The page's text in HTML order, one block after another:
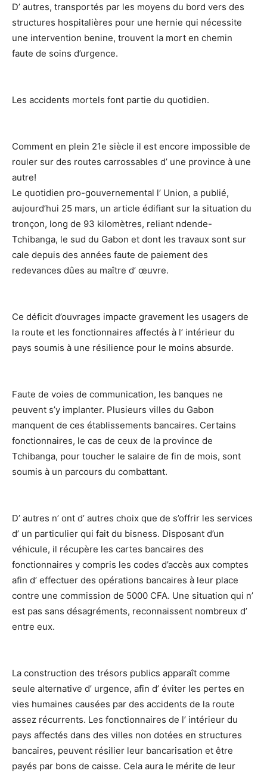
D’ autres, transportés par les moyens du bord vers des
structures hospitalières pour une hernie qui nécessite
une intervention benine, trouvent la mort en chemin
faute de soins d’urgence.
Les accidents mortels font partie du quotidien.
Comment en plein 21e siècle il est encore impossible de
rouler sur des routes carrossables d’ une province à une
autre!
Le quotidien pro-gouvernemental l’ Union, a publié,
aujourd’hui 25 mars, un article édifiant sur la situation du
tronçon, long de 93 kilomètres, reliant ndende-
Tchibanga, le sud du Gabon et dont les travaux sont sur
cale depuis des années faute de paiement des
redevances dûes au maître d’ œuvre.
Ce déficit d’ouvrages impacte gravement les usagers de
la route et les fonctionnaires affectés à l’ intérieur du
pays soumis à une résilience pour le moins absurde.
Faute de voies de communication, les banques ne
peuvent s’y implanter. Plusieurs villes du Gabon
manquent de ces établissements bancaires. Certains
fonctionnaires, le cas de ceux de la province de
Tchibanga, pour toucher le salaire de fin de mois, sont
soumis à un parcours du combattant.
D’ autres n’ ont d’ autres choix que de s’offrir les services
d’ un particulier qui fait du bisness. Disposant d’un
véhicule, il récupère les cartes bancaires des
fonctionnaires y compris les codes d’accès aux comptes
afin d’ effectuer des opérations bancaires à leur place
contre une commission de 5000 CFA. Une situation qui n’
est pas sans désagréments, reconnaissent nombreux d’
entre eux.
La construction des trésors publics apparaît comme
seule alternative d’ urgence, afin d’ éviter les pertes en
vies humaines causées par des accidents de la route
assez récurrents. Les fonctionnaires de l’ intérieur du
pays affectés dans des villes non dotées en structures
bancaires, peuvent résilier leur bancarisation et être
payés par bons de caisse. Cela aura le mérite de leur